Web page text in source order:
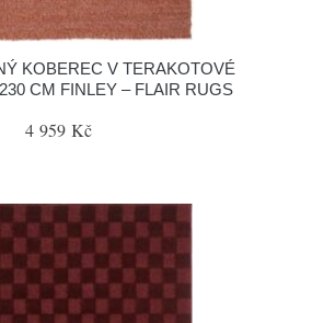
KOBEREC V TERAKOTOVÉ
CM FINLEY – FLAIR RUGS
4 959 Kč